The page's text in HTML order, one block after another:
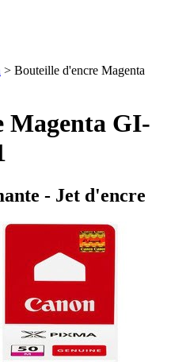
> Bouteille d'encre Magenta
Magenta GI-
- Jet d'encre